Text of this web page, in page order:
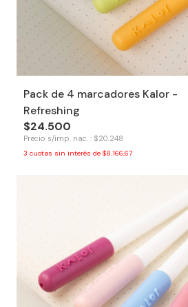
Pack de 4 marcadores Kalor -
Refreshing
$24.500
Precio s/imp. nac. : $20.248
3 cuotas sin interés de $8.166,67